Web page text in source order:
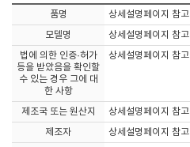
품명
상세설명페이지 참고
모델명
상세설명페이지 참고
법에 의한 인증·허가
등을 받았음을 확인할
수 있는 경우 그에 대
한 사항
상세설명페이지 참고
제조국 또는 원산지
상세설명페이지 참고
제조자
상세설명페이지 참고